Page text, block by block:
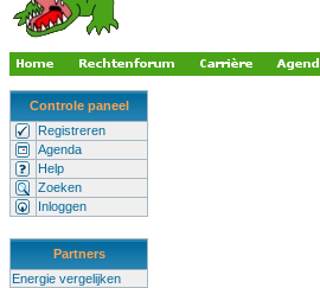
Controle paneel
Registreren
Agenda
Help
Zoeken
Inloggen
Partners
Energie vergelijken